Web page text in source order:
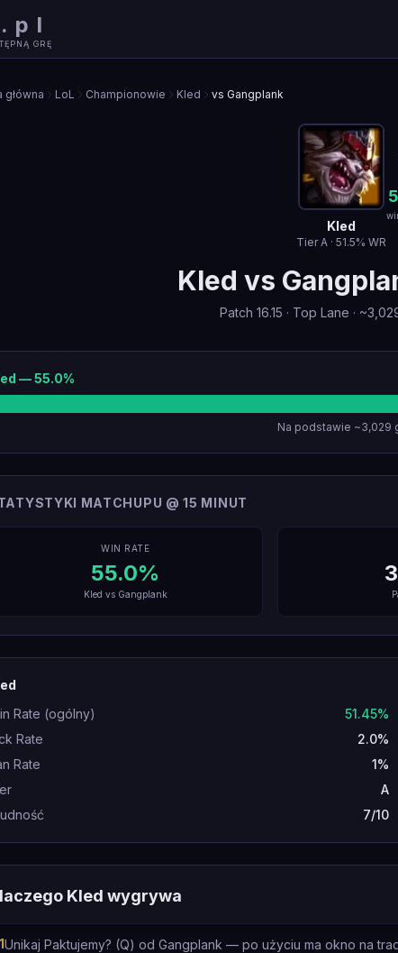
. pl
GRĘ
główna LoL Championowie Kled vs Gangplank
Kled
TierA · 51.5% WR
Kled vs
Patch 16.15 · Top Lane · ~
—55.0%
Na podstawie ~3,029
MATCHUPU @ 15 MINUT
WIN RATE
55.0%
Kled vs Gangplank
Rate (ogólny)
51.45%
Rate
2.0%
Rate
1%
A
7/10
Kled wygrywa
1Unikaj Paktujemy? (Q) od Gangplank — po użyciu ma okno na